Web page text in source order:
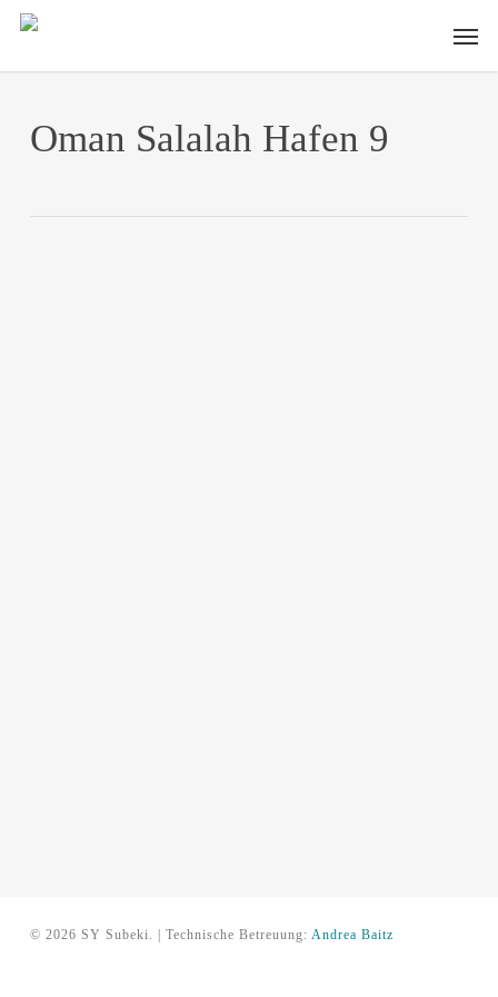
Skip
main
Oman Salalah Hafen 9
© 2026 SY Subeki. | Technische Betreuung: Andrea Baitz